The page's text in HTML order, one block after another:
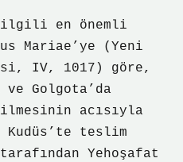
ilgili en önemli
Mariae’ye (Yeni
IV, 1017) göre,
ve Golgota’da
acısıyla
Kudüs’te teslim
Yehoşafat